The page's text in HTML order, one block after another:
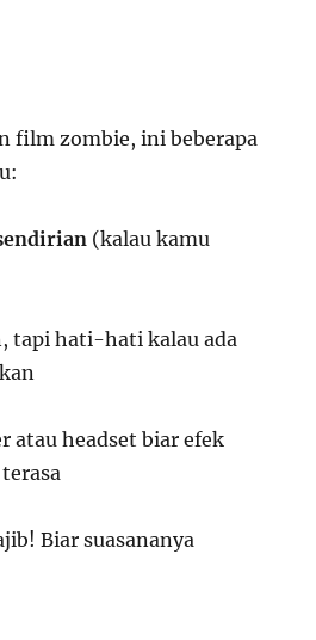
film zombie, ini beberapa
(kalau kamu
tapi hati-hati kalau ada
atau headset biar efek
Biar suasananya